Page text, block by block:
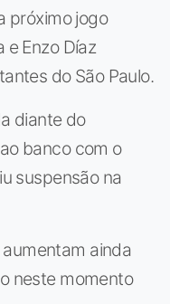
próximo jogo
e Enzo Díaz
do São Paulo.
diante do
banco com o
suspensão na
ainda
neste momento